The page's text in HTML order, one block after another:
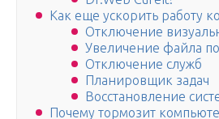
Как еще ускорить работу
Отключение
Увеличение файла
Отключение служб
Планировщик задач
Восстановление
Почему тормозит